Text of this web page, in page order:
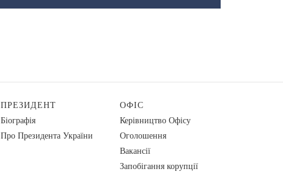
ПРЕЗИДЕНТ
Біографія
Про Президента України
ОФІС
Керівництво Офісу
Оголошення
Вакансії
Запобігання корупції